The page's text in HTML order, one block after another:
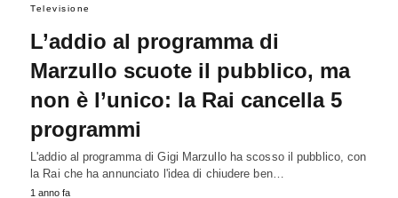
Televisione
L’addio al programma di
Marzullo scuote il pubblico, ma
non è l’unico: la Rai cancella 5
programmi
L'addio al programma di Gigi Marzullo ha scosso il pubblico, con
la Rai che ha annunciato l'idea di chiudere ben…
1 anno fa